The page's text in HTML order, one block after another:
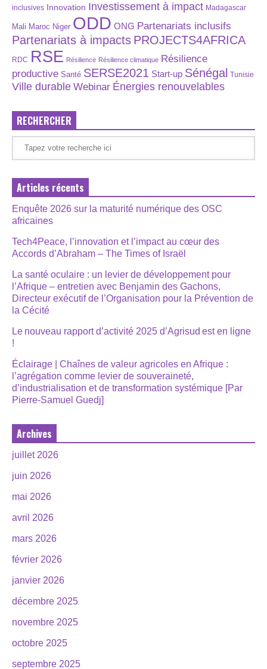
inclusives Innovation Investissement à impact Madagascar
Mali Maroc Niger ODD ONG Partenariats inclusifs
Partenariats à impacts PROJECTS4AFRICA
RDC RSE Résilience Résilience climatique Résilience
productive Santé SERSE2021 Start-up Sénégal Tunisie
Ville durable Webinar Énergies renouvelables
RECHERCHER
Articles récents
Enquête 2026 sur la maturité numérique des OSC
africaines
Tech4Peace, l’innovation et l’impact au cœur des
Accords d’Abraham – The Times of Israël
La santé oculaire : un levier de développement pour
l’Afrique – entretien avec Benjamin des Gachons,
Directeur exécutif de l’Organisation pour la Prévention de
la Cécité
Le nouveau rapport d’activité 2025 d’Agrisud est en ligne
!
Éclairage | Chaînes de valeur agricoles en Afrique :
l’agrégation comme levier de souveraineté,
d’industrialisation et de transformation systémique [Par
Pierre-Samuel Guedj]
Archives
juillet 2026
juin 2026
mai 2026
avril 2026
mars 2026
février 2026
janvier 2026
décembre 2025
novembre 2025
octobre 2025
septembre 2025